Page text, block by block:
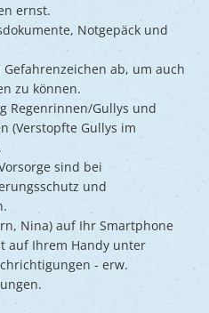
ernst.
Notgepäck und
ab, um auch
zu können.
Regenrinnen/Gullys und
(Verstopfte Gullys im
sind bei
und
Nina) auf Ihr Smartphone
auf Ihrem Handy unter
- erw.